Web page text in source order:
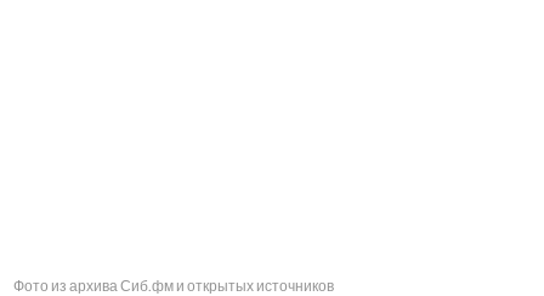
Фото из архива Сиб.фм и открытых источников